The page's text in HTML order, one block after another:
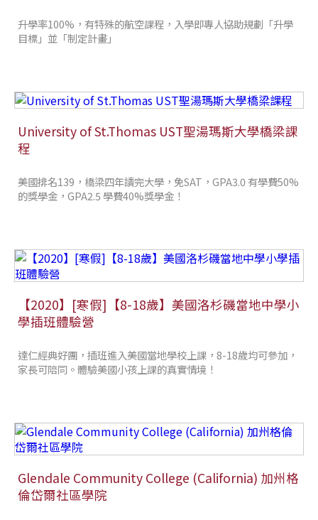
升學率100%，有特殊的航空課程，入學即專人協助規劃「升學
目標」並「制定計畫」
University of St.Thomas UST聖湯瑪斯大學橋梁課
程
美國排名139，橋梁四年讀完大學，免SAT，GPA3.0 有學費50%
的獎學金，GPA2.5 學費40%獎學金！
【2020】[寒假]【8-18歲】美國洛杉磯當地中學小
學插班體驗營
達仁經典好團，插班進入美國當地學校上課，8-18歲均可參加，
家長可陪同。體驗美國小孩上課的真實情境！
Glendale Community College (California) 加州格
倫岱爾社區學院